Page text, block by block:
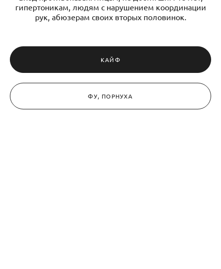
гипертоникам, людям с нарушением координации
рук, абюзерам своих вторых половинок.
КАЙФ
ФУ, ПОРНУХА